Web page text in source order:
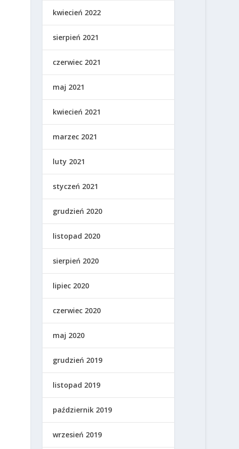
kwiecień 2022
sierpień 2021
czerwiec 2021
maj 2021
kwiecień 2021
marzec 2021
luty 2021
styczeń 2021
grudzień 2020
listopad 2020
sierpień 2020
lipiec 2020
czerwiec 2020
maj 2020
grudzień 2019
listopad 2019
październik 2019
wrzesień 2019